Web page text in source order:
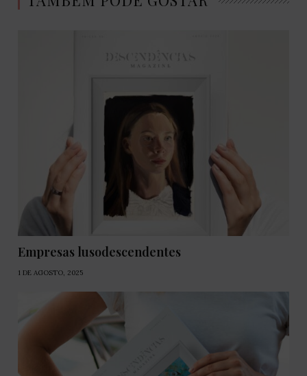
Empresas lusodescendentes
1 DE AGOSTO, 2025